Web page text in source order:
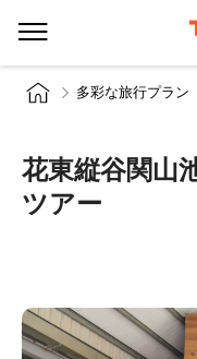
多彩な旅行プラン
花東縦谷関山
ツアー